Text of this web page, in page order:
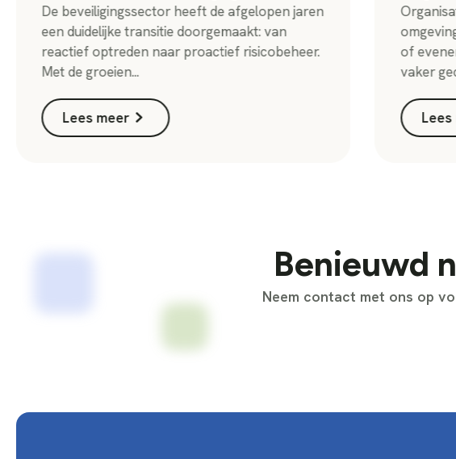
De beveiligingssector heeft de afgelopen jaren
een duidelijke transitie doorgemaakt: van
reactief optreden naar proactief risicobeheer.
Met de groeien...
Lees meer
of
vaker
Benieuwd
Neem contact met ons op